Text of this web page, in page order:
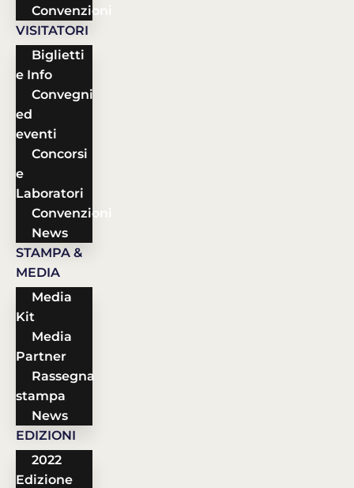
Convenzioni
VISITATORI
Biglietti
e Info
Convegni
ed
eventi
Concorsi
e
Laboratori
Convenzioni
News
STAMPA &
MEDIA
Media
Kit
Media
Partner
Rassegna
stampa
News
EDIZIONI
2022
Edizione